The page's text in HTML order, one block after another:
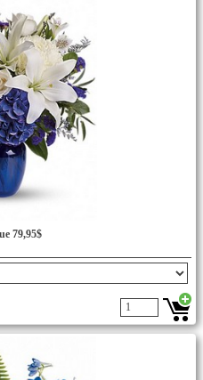
79,95$